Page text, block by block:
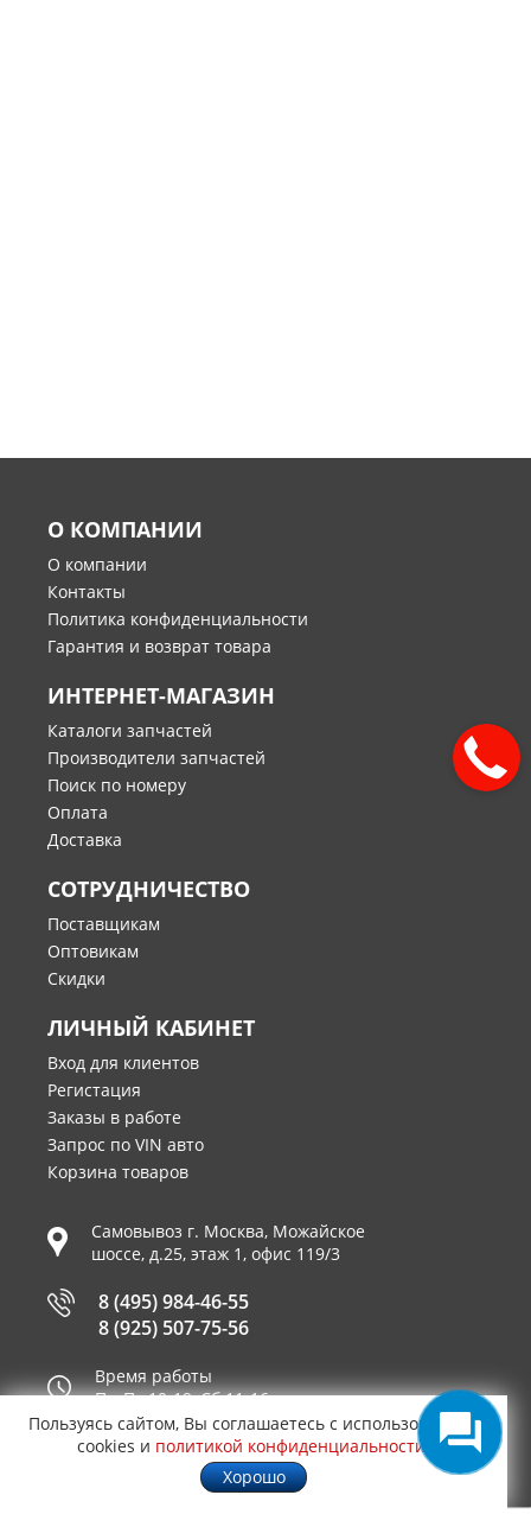
О КОМПАНИИ
О компании
Контакты
Политика конфиденциальности
Гарантия и возврат товара
ИНТЕРНЕТ-МАГАЗИН
Каталоги запчастей
Производители запчастей
Поиск по номеру
Оплата
Доставка
СОТРУДНИЧЕСТВО
Поставщикам
Оптовикам
Скидки
ЛИЧНЫЙ КАБИНЕТ
Вход для клиентов
Регистация
Заказы в работе
Запрос по VIN авто
Корзина товаров
Самовывоз г. Москва, Можайское
шоссе, д.25, этаж 1, офис 119/3
8 (495) 984-46-55
8 (925) 507-75-56
Время работы
Пн-Пт 10-19, Сб 11-16
Принимаем к оплате
Пользуясь сайтом, Вы соглашаетесь с использованием
cookies и политикой конфиденциальности
Хорошо